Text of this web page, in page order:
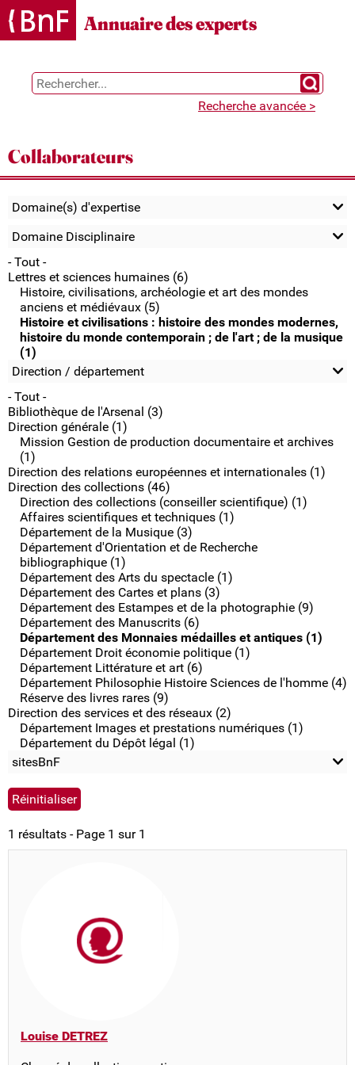
Gestion des cookies
Annuaire des experts
Chercher
Recherche avancée >
Collaborateurs
Domaine(s) d'expertise
Domaine Disciplinaire
- Tout -
Lettres et sciences humaines (6)
Histoire, civilisations, archéologie et art des mondes
anciens et médiévaux (5)
Histoire et civilisations : histoire des mondes modernes,
histoire du monde contemporain ; de l'art ; de la musique
(1)
Direction / département
- Tout -
Bibliothèque de l'Arsenal (3)
Direction générale (1)
Mission Gestion de production documentaire et archives
(1)
Direction des relations européennes et internationales (1)
Direction des collections (46)
Direction des collections (conseiller scientifique) (1)
Affaires scientifiques et techniques (1)
Département de la Musique (3)
Département d'Orientation et de Recherche
bibliographique (1)
Département des Arts du spectacle (1)
Département des Cartes et plans (3)
Département des Estampes et de la photographie (9)
Département des Manuscrits (6)
Département des Monnaies médailles et antiques (1)
Département Droit économie politique (1)
Département Littérature et art (6)
Département Philosophie Histoire Sciences de l'homme (4)
Réserve des livres rares (9)
Direction des services et des réseaux (2)
Département Images et prestations numériques (1)
Département du Dépôt légal (1)
sitesBnF
1 résultats - Page 1 sur 1
Louise DETREZ